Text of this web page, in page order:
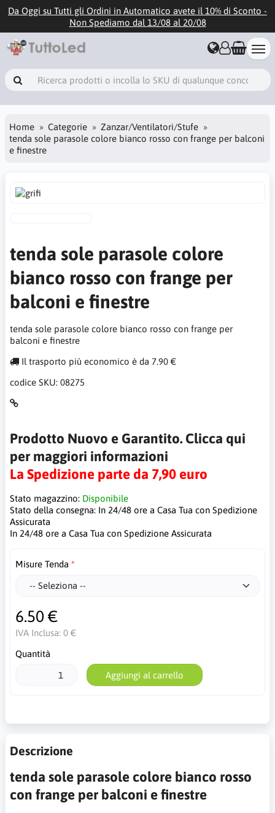
Da Oggi su Tutti gli Ordini in Automatico avete il 10% di Sconto -
Non Spediamo dal 13/08 al 20/08
Home Categorie
Zanzar/Ventilatori/Stufe
tenda sole parasole colore bianco rosso con frange per balconi
e finestre
tenda sole parasole colore
bianco rosso con frange per
balconi e finestre
tenda sole parasole colore bianco rosso con frange per
balconi e finestre
Il trasporto più economico è da 7.90 €
codice SKU: 08275
Prodotto Nuovo e Garantito. Clicca qui
per maggiori informazioni
La Spedizione parte da 7,90 euro
Stato magazzino: Disponibile
Stato della consegna: In 24/48 ore a Casa Tua con Spedizione
Assicurata
In 24/48 ore a Casa Tua con Spedizione Assicurata
Misure Tenda
6.50 €
IVA Inclusa: 0 €
Quantità
Aggiungi al carrello
Descrizione
tenda sole parasole colore bianco rosso
con frange per balconi e finestre